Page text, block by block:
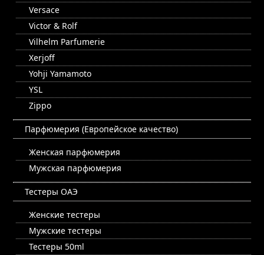
Versace
Victor & Rolf
Vilhelm Parfumerie
Xerjoff
Yohji Yamamoto
YSL
Zippo
Парфюмерия (Европейское качество)
Женская парфюмерия
Мужская парфюмерия
Тестеры ОАЭ
Женские тестеры
Мужские тестеры
Тестеры 50ml